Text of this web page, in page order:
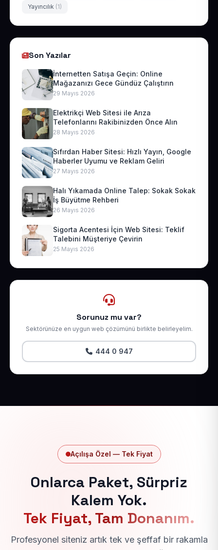
Yayıncılık (1)
Son Yazılar
İnternetten Satışa Geçin: Online
Mağazanızı Gece Gündüz Çalıştırın
29 Mayıs 2026
Elektrikçi Web Sitesi ile Arıza
Telefonlarını Rakibinizden Önce Alın
28 Mayıs 2026
Sıfırdan Haber Sitesi: Hızlı Yayın, Google
Haberler Uyumu ve Reklam Geliri
27 Mayıs 2026
Halı Yıkamada Online Talep: Sokak Sokak
İş Büyütme Rehberi
26 Mayıs 2026
Sigorta Acentesi İçin Web Sitesi: Teklif
Talebini Müşteriye Çevirin
25 Mayıs 2026
Sorunuz mu var?
Sektörünüze en uygun web çözümünü birlikte belirleyelim.
444 0 947
Açılışa Özel — Tek Fiyat
Onlarca Paket, Sürpriz
Kalem Yok.
Tek Fiyat, Tam Donanım.
Profesyonel siteniz artık tek ve şeffaf bir rakamla